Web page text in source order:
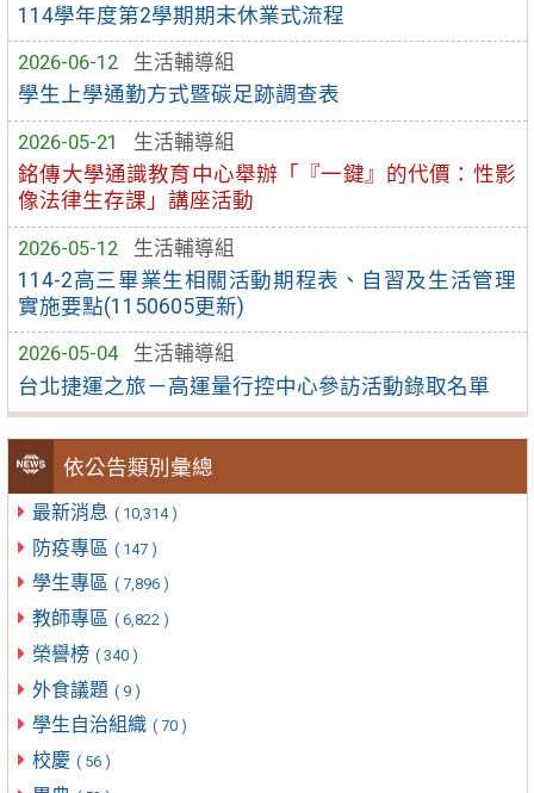
114學年度第2學期期末休業式流程
2026-06-12
生活輔導組
學生上學通勤方式暨碳足跡調查表
2026-05-21
生活輔導組
銘傳大學通識教育中心舉辦「『一鍵』的代價：性影
像法律生存課」講座活動
2026-05-12
生活輔導組
114-2高三畢業生相關活動期程表、自習及生活管理
實施要點(1150605更新)
2026-05-04
生活輔導組
台北捷運之旅－高運量行控中心參訪活動錄取名單
依公告類別彙總
最新消息 ( 10,314 )
防疫專區 ( 147 )
學生專區 ( 7,896 )
教師專區 ( 6,822 )
榮譽榜 ( 340 )
外食議題 ( 9 )
學生自治組織 ( 70 )
校慶 ( 56 )